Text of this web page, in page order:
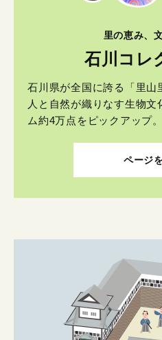
里の恵み、
石川コレ
石川県が全国に誇る「里山
人と自然が織りなす生物
ム約4万点をピックアップ。
ページ